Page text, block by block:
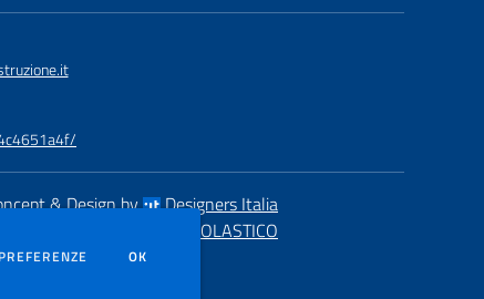
& Design by
Designers Italia
SCUOLASTICO
PREFERENZE DEI COOKIE
OK